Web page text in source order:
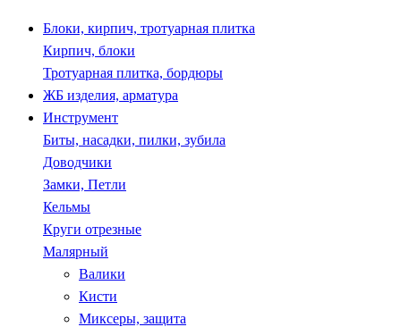
Блоки, кирпич, тротуарная плитка
Кирпич, блоки
Тротуарная плитка, бордюры
ЖБ изделия, арматура
Инструмент
Биты, насадки, пилки, зубила
Доводчики
Замки, Петли
Кельмы
Круги отрезные
Малярный
Валики
Кисти
Миксеры, защита